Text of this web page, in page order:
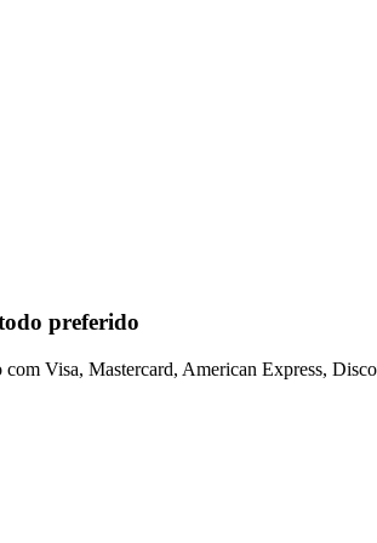
preferido
com Visa, Mastercard, American Express,